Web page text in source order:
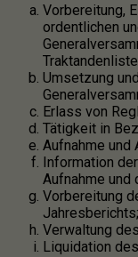
Vorbereitung,
ordentlichen
Umsetzung
Erlass von
Tätigkeit in
Aufnahme
Information
Aufnahme und
Vorbereitung
Jahresberichts;
Verwaltung
Liquidation